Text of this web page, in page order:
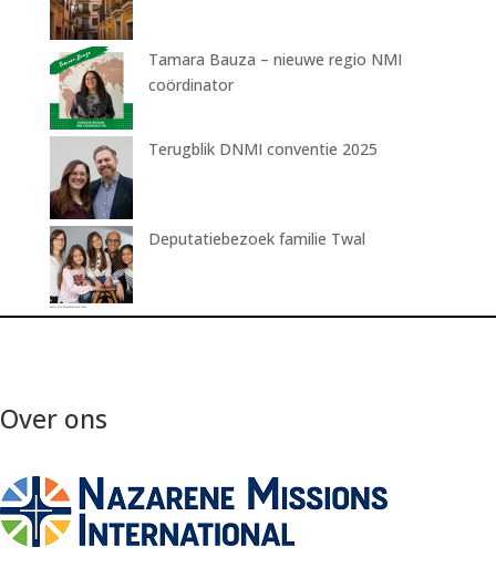
Tamara Bauza – nieuwe regio NMI
coördinator
Terugblik DNMI conventie 2025
Deputatiebezoek familie Twal
Over ons